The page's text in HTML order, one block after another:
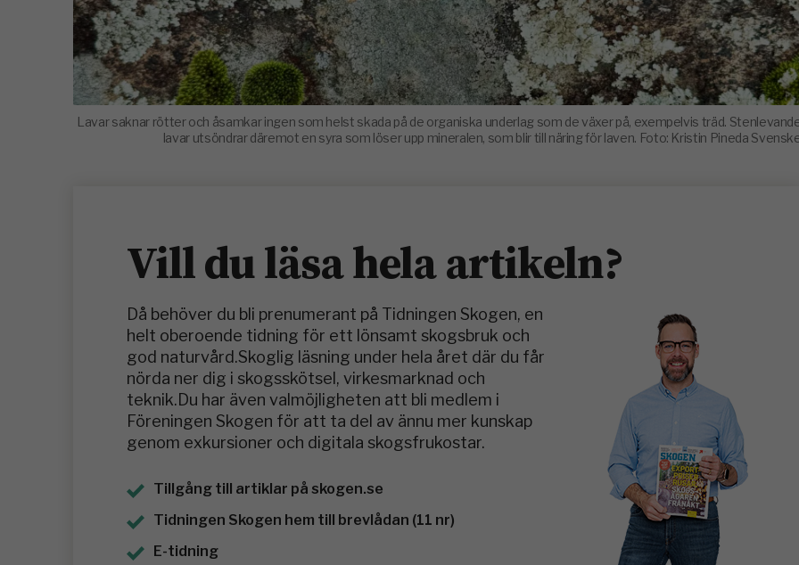
Lavar saknar rötter och åsamkar ingen som helst skada på de organiska underlag som de växer på, exempelvis träd.
lavar utsöndrar däremot en syra som löser upp mineralen, som blir till näring för laven. Foto: Kristin Pineda
Vill du läsa hela artikeln?
Då behöver du bli prenumerant på Tidningen Skogen, en
helt oberoende tidning för ett lönsamt skogsbruk och
god naturvård.Skoglig läsning under hela året där du får
nörda ner dig i skogsskötsel, virkesmarknad och
teknik.Du har även valmöjligheten att bli medlem i
Föreningen Skogen för att ta del av ännu mer kunskap
genom exkursioner och digitala skogsfrukostar.
Tillgång till artiklar på skogen.se
Tidningen Skogen hem till brevlådan (11 nr)
E-tidning